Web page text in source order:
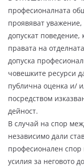
професионалната
проявяват уважение,
допускат поведение,
правата на
допуска
човешките ресурси
публична оценка и/
посредством
дейност.
В случай на спор
независимо дали
професионален спор
усилия за неговото